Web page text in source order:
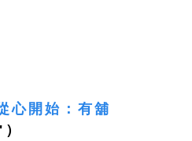
心開始：有舖